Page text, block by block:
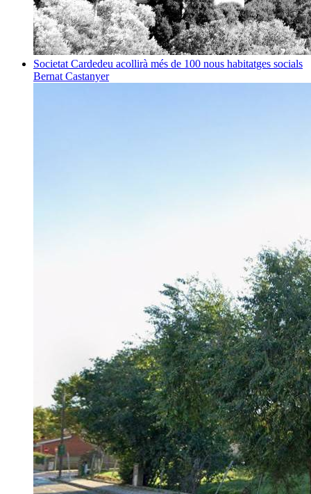
Societat Cardedeu acollirà més de 100 nous habitatges socials
Bernat Castanyer